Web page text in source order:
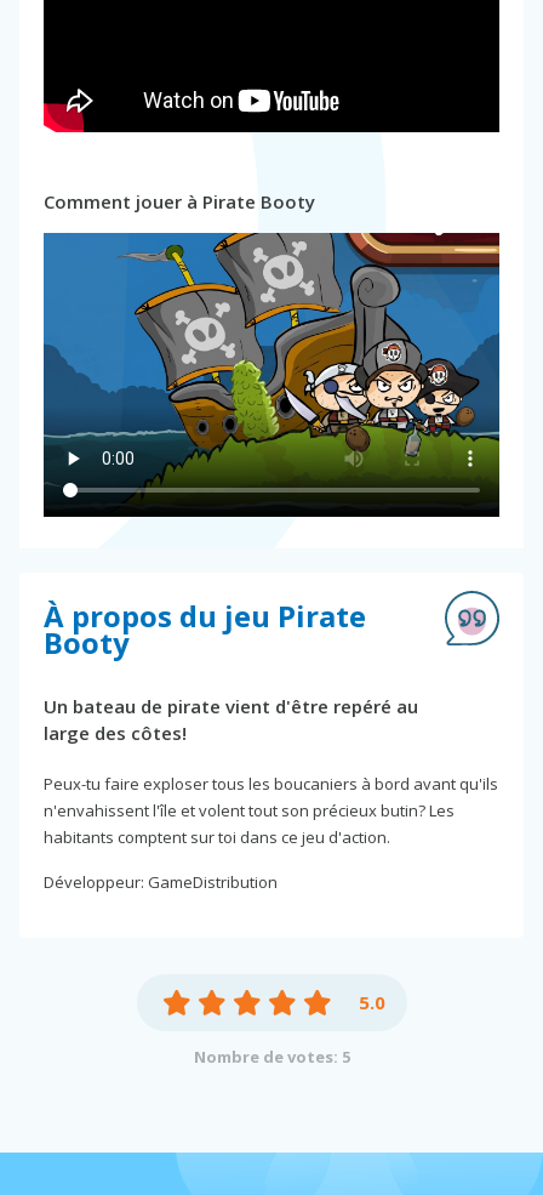
Comment jouer à Pirate Booty
À propos du jeu Pirate
Booty
Un bateau de pirate vient d'être repéré au
large des côtes!
Peux-tu faire exploser tous les boucaniers à bord avant qu'ils
n'envahissent l'île et volent tout son précieux butin? Les
habitants comptent sur toi dans ce jeu d'action.
Développeur: GameDistribution
5.0
Nombre de votes: 5